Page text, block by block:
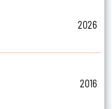
2026
2016